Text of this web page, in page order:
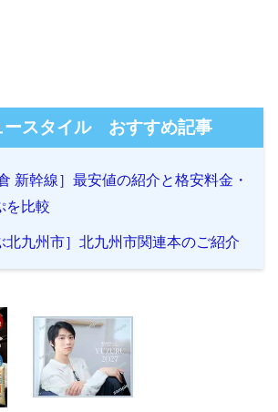
ースタイル おすすめ記事
新幹線］最安値の紹介と格安料金・
を比較
北九州市］北九州市関連本のご紹介